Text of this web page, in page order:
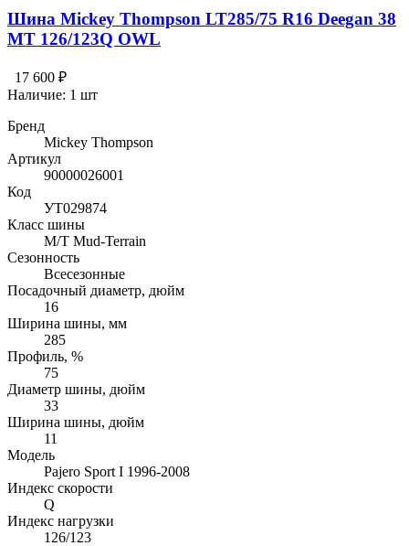
Шина Mickey Thompson LT285/75 R16 Deegan 38
MT 126/123Q OWL
17 600 ₽
Наличие: 1 шт
Бренд
Mickey Thompson
Артикул
90000026001
Код
УТ029874
Класс шины
M/T Mud-Terrain
Сезонность
Всесезонные
Посадочный диаметр, дюйм
16
Ширина шины, мм
285
Профиль, %
75
Диаметр шины, дюйм
33
Ширина шины, дюйм
11
Модель
Pajero Sport I 1996-2008
Индекс скорости
Q
Индекс нагрузки
126/123